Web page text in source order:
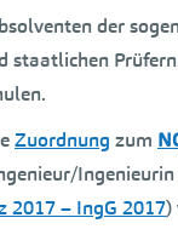
der
staatlichen
Zuordnung zum
2017 – IngG 2017)